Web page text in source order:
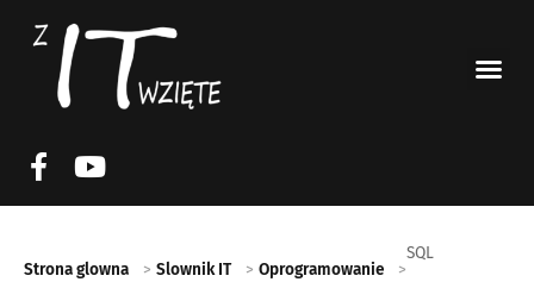
Strona glowna Slownik IT Oprogramowanie
SQL